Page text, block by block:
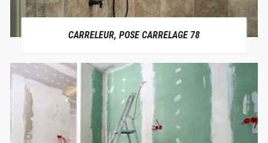
CARRELEUR, POSE CARRELAGE 78